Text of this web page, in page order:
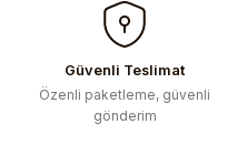
konularda yetersiz
kullanarak tarafımıza
Görüş ve önerileriniz için
Ürün resmi kalitesiz, bozuk
Güvenli Teslimat
Özenli paketleme, güvenli
gönderim